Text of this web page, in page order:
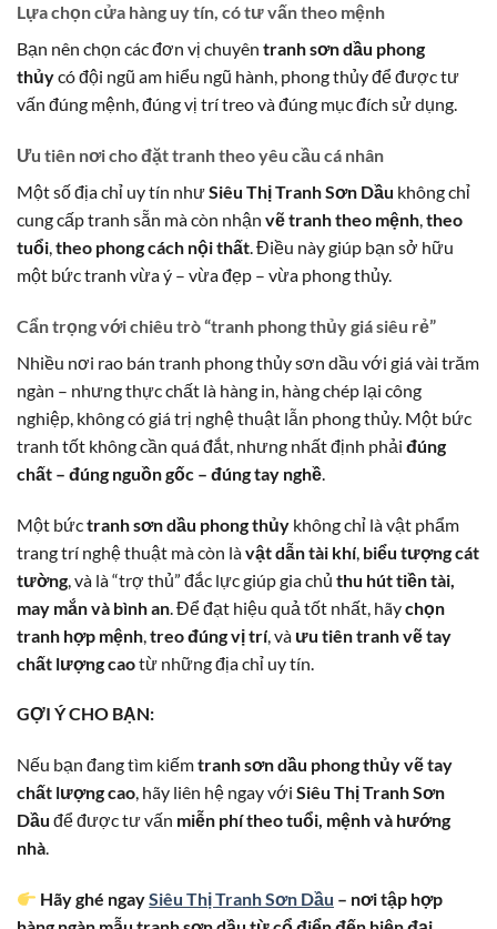
Lựa chọncửa hàng uy tín, có tư vấn theo mệnh
Bạn nên chọn các đơn vị chuyên tranh sơn dầu phong
thủycó đội ngũ am hiểu ngũ hành, phong thủy để được tư
vấn đúng mệnh, đúng vị trí treo và đúng mục đích sử dụng.
Ưu tiên nơi chođặt tranh theo yêu cầu cá nhân
Một số địa chỉ uy tín nhưSiêu Thị Tranh Sơn Dầu không chỉ
cung cấp tranh sẵn mà còn nhận vẽ tranh theo mệnh,theo
tuổi,theo phong cách nội thất. Điều này giúp bạn sở hữu
một bức tranh vừa ý – vừa đẹp – vừa phong thủy.
Cẩn trọng với chiêu trò “tranh phong thủy giá siêu rẻ”
Nhiều nơi rao bán tranh phong thủy sơn dầu với giá vài trăm
ngàn – nhưng thực chất là hàng in, hàng chép lại công
nghiệp, không có giá trị nghệ thuật lẫn phong thủy. Một bức
tranh tốt không cần quá đắt, nhưng nhất định phải đúng
chất – đúng nguồn gốc – đúng tay nghề
Một bứctranh sơn dầu phong thủy không chỉ là vật phẩm
trang trí nghệ thuật mà còn làvật dẫn tài khí biểu tượng cát
tường , và là “trợ thủ” đắc lực giúp gia chủ thu hút tiền tài,
may mắn và bình an . Để đạt hiệu quả tốt nhất, hãychọn
tranh hợp mệnh treo đúng vị trí , và ưu tiên tranh vẽ tay
chất lượng caotừ những địa chỉ uy tín.
GỢI Ý CHO BẠN:
Nếu bạn đang tìm kiếmtranh sơn dầu phong thủy vẽ tay
chất lượng cao, hãy liên hệ ngay với Siêu Thị Tranh Sơn
Dầu để được tư vấn miễn phí theo tuổi, mệnh và hướng
nhà.
Hãy ghé ngaySiêu Thị Tranh Sơn Dầu – nơi tập hợp